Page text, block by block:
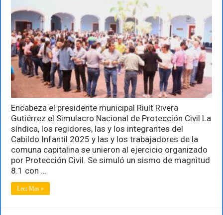
presidente
municipal
Riult
Rivera
Gutiérrez
el
Simulacro
Nacional
de
Protección
Civil
Encabeza el presidente municipal Riult Rivera
Gutiérrez el Simulacro Nacional de Protección Civil La
síndica, los regidores, las y los integrantes del
Cabildo Infantil 2025 y las y los trabajadores de la
comuna capitalina se unieron al ejercicio organizado
por Protección Civil. Se simuló un sismo de magnitud
8.1 con …
Leer Mas »